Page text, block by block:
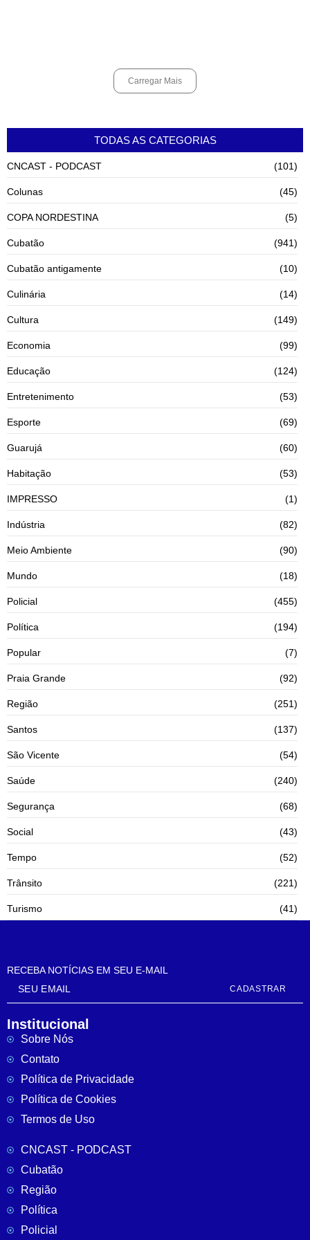
Carregar Mais
TODAS AS CATEGORIAS
CNCAST - PODCAST (101)
Colunas (45)
COPA NORDESTINA (5)
Cubatão (941)
Cubatão antigamente (10)
Culinária (14)
Cultura (149)
Economia (99)
Educação (124)
Entretenimento (53)
Esporte (69)
Guarujá (60)
Habitação (53)
IMPRESSO (1)
Indústria (82)
Meio Ambiente (90)
Mundo (18)
Policial (455)
Política (194)
Popular (7)
Praia Grande (92)
Região (251)
Santos (137)
São Vicente (54)
Saúde (240)
Segurança (68)
Social (43)
Tempo (52)
Trânsito (221)
Turismo (41)
RECEBA NOTÍCIAS EM SEU E-MAIL
CADASTRAR
Institucional
Sobre Nós
Contato
Política de Privacidade
Política de Cookies
Termos de Uso
CNCAST - PODCAST
Cubatão
Região
Política
Policial